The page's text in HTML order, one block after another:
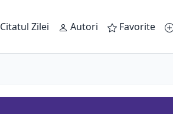
Citatul Zilei Autori Favorite